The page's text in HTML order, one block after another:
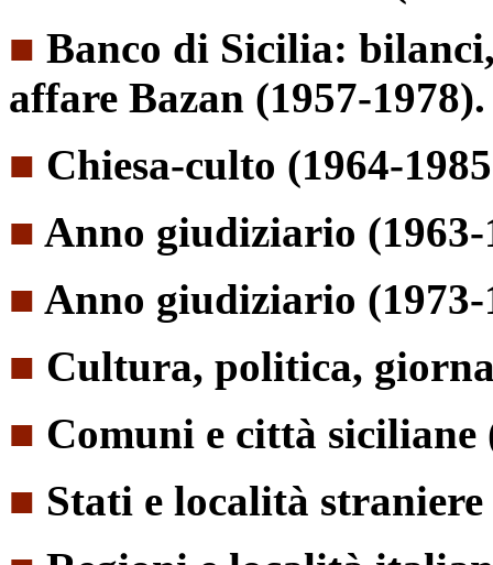
■ Banco di Sicilia:
affare Bazan (1957-1978).
■ Chiesa-culto (1964-
■ Anno giudiziario (1963-
■ Anno giudiziario (1973-
■ Cultura, politica,
■ Comuni e città siciliane
■ Stati e località straniere